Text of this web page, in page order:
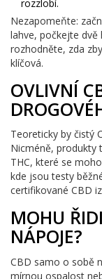
rozzlobí.
Nezapomeňte:
lahve, počkejte dvě
rozhodněte, zda
klíčová.
OVLIVNÍ
Teoreticky by čistý
Nicméně, produkty
THC, které se
kde jsou testy
certifikované CBD
MOHU
NÁPOJE?
CBD samo o sobě
mírnou ospalost